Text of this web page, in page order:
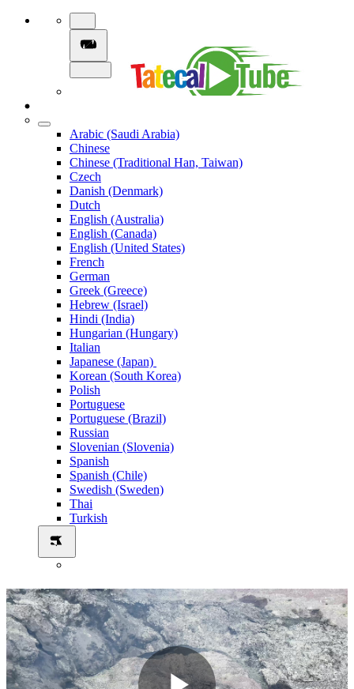
Arabic (Saudi Arabia)
Chinese
Chinese (Traditional Han, Taiwan)
Czech
Danish (Denmark)
Dutch
English (Australia)
English (Canada)
English (United States)
French
German
Greek (Greece)
Hebrew (Israel)
Hindi (India)
Hungarian (Hungary)
Italian
Japanese (Japan)
Korean (South Korea)
Polish
Portuguese
Portuguese (Brazil)
Russian
Slovenian (Slovenia)
Spanish
Spanish (Chile)
Swedish (Sweden)
Thai
Turkish